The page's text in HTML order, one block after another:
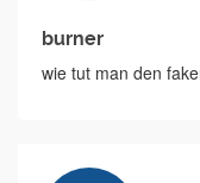
burner
wie tut man den